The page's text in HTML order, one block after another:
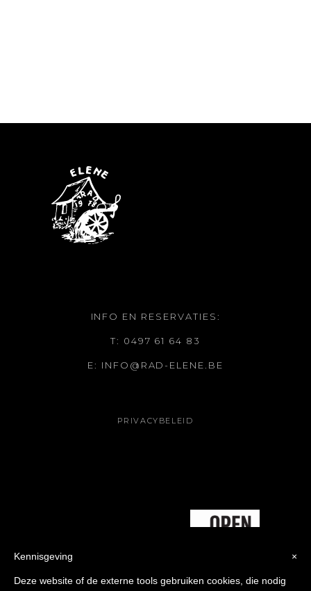
INFO EN RESERVATIES:
T: 0497 61 64 83
E: INFO@RAD-ELENE.BE
PRIVACYBELEID
×
Kennisgeving
Deze website of de externe tools gebruiken cookies, die nodig